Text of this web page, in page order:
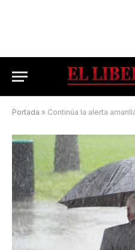
Portada » Continúa la alerta